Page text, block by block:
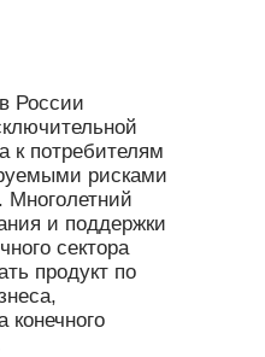
России
к потребителям
рисками
Многолетний
и поддержки
сектора
продукт по
конечного